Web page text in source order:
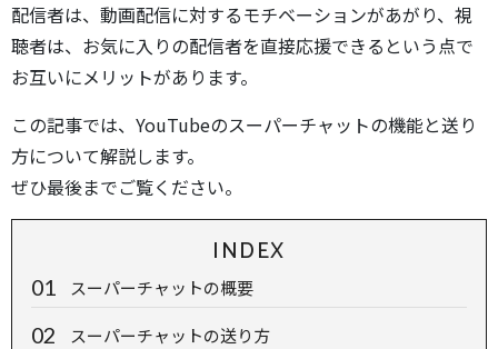
配信者は、動画配信に対するモチベーションがあがり、視
聴者は、お気に入りの配信者を直接応援できるという点で
お互いにメリットがあります。
この記事では、YouTubeのスーパーチャットの機能と送り
方について解説します。
ぜひ最後までご覧ください。
INDEX
スーパーチャットの概要
スーパーチャットの送り方